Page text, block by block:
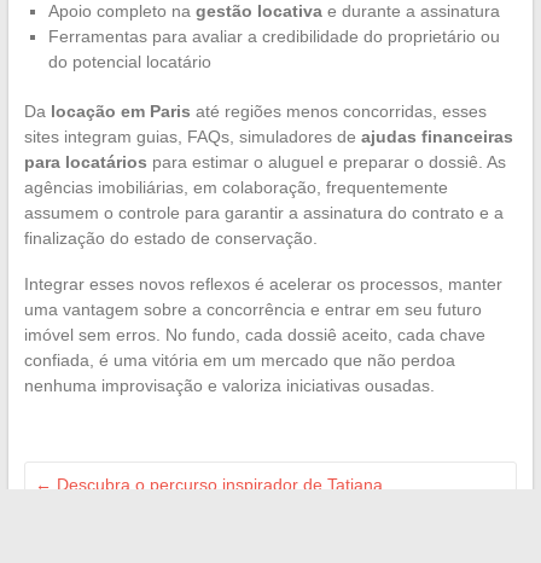
Apoio completo na gestão locativae durante a assinatura
Ferramentas para avaliar a credibilidade do proprietário ou
do potencial locatário
Da locação em Paris até regiões menos concorridas, esses
sites integram guias, FAQs, simuladores de ajudas financeiras
para locatários para estimar o aluguel e preparar o dossiê. As
agências imobiliárias, em colaboração, frequentemente
assumem o controle para garantir a assinatura do contrato e a
finalização do estado de conservação.
Integrar esses novos reflexos é acelerar os processos, manter
uma vantagem sobre a concorrência e entrar em seu futuro
imóvel sem erros. No fundo, cada dossiê aceito, cada chave
confiada, é uma vitória em um mercado que não perdoa
nenhuma improvisação e valoriza iniciativas ousadas.
← Descubra o percurso inspirador de Tatiana